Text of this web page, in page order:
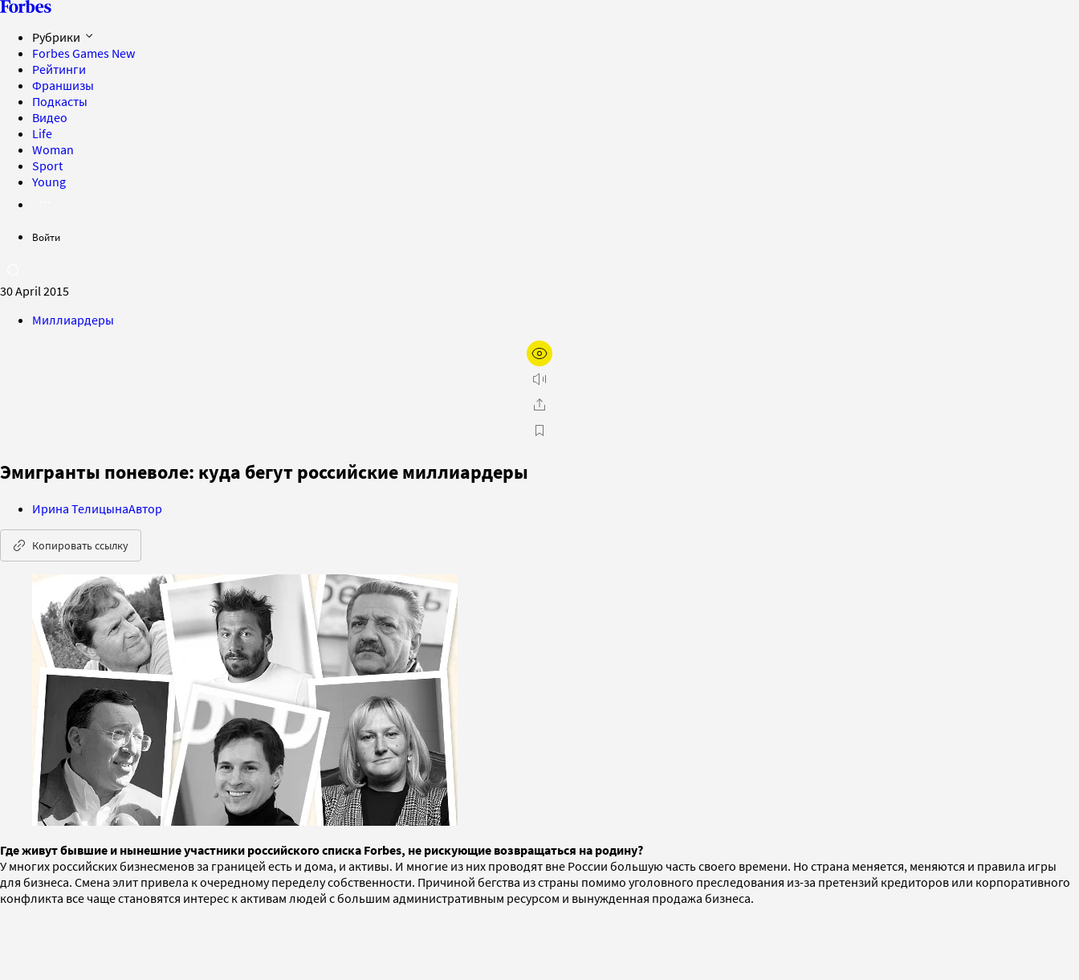
Рубрики
Forbes Games New
Рейтинги
Франшизы
Подкасты
Видео
Life
Woman
Sport
Young
Войти
30 April 2015
Миллиардеры
Эмигранты поневоле: куда бегут российские миллиардеры
Ирина ТелицынаАвтор
Копировать ссылку
Где живут бывшие и нынешние участники российского списка Forbes, не рискующие возвращаться на родину?
У многих российских бизнесменов за границей есть и дома, и активы. И многие из них проводят вне России большую часть своего времени. Но страна меняется, меняются и правила игры
для бизнеса. Смена элит привела к очередному переделу собственности. Причиной бегства из страны помимо уголовного преследования из-за претензий кредиторов или корпоративного
конфликта все чаще становятся интерес к активам людей с большим административным ресурсом и вынужденная продажа бизнеса.